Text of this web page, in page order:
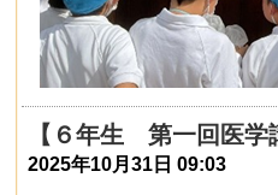
み
2015年7月 3日
まいぶん祭
【６年生 第一回医学
2025年10月31日 09:03